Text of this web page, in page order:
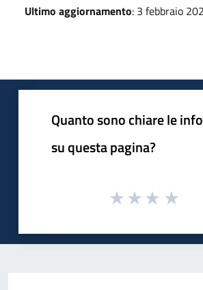
Ultimo aggiornamento: 3 febbraio
Quanto sono chiare le
su questa pagina?